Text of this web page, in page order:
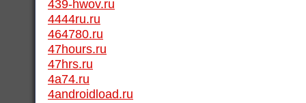
439-hwov.ru
4444ru.ru
464780.ru
47hours.ru
47hrs.ru
4a74.ru
4androidload.ru